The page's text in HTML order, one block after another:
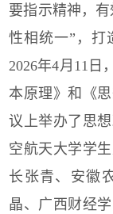
要指示精神，
性相统一”，打
2026年4月11日
本原理》和《
议上举办了思
空航天大学学
长张青、安徽
晶、广西财经